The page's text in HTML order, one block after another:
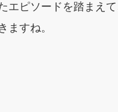
エピソードを踏まえ
ますね。